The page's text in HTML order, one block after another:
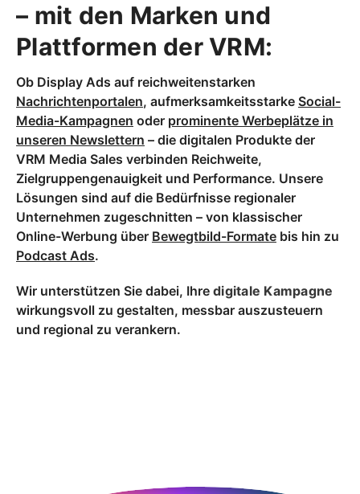
– mit den Marken und
Plattformen der VRM:
Ob Display Ads auf reichweitenstarken
Nachrichtenportalen, aufmerksamkeitsstarke Social-
Media-Kampagnen oder prominente Werbeplätze in
unseren Newslettern – die digitalen Produkte der
VRM Media Sales verbinden Reichweite,
Zielgruppengenauigkeit und Performance. Unsere
Lösungen sind auf die Bedürfnisse regionaler
Unternehmen zugeschnitten – von klassischer
Online-Werbung über Bewegtbild-Formate bis hin zu
Podcast Ads.
Wir unterstützen Sie dabei, Ihre digitale Kampagne
wirkungsvoll zu gestalten, messbar auszusteuern
und regional zu verankern.